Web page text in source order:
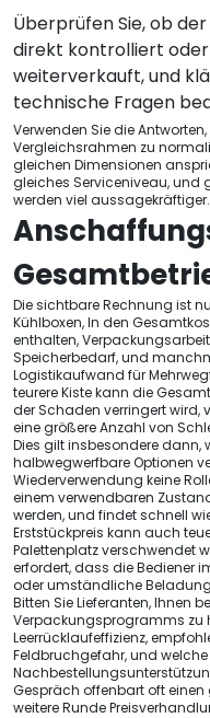
Überprüfen Sie, ob
direkt kontrolliert
weiterverkauft, und
technische Fragen
Verwenden Sie die
Vergleichsrahmen zu
gleichen Dimensionen
gleiches Serviceniveau, und
werden viel aussagekräftiger.
Die sichtbare Rechnung ist
Kühlboxen, In den
enthalten,
Speicherbedarf, und
Logistikaufwand für
teurere Kiste kann die
der Schaden verringert wird,
eine größere Anzahl von
Dies gilt insbesondere dann,
halbwegwerfbare Optionen
Wiederverwendung keine
einem verwendbaren
werden, und findet schnell
Erststückpreis kann auch
Palettenplatz verschwendet
erfordert, dass die Bediener
oder umständliche
Bitten Sie Lieferanten, Ihnen
Verpackungsprogramms zu
Leerrücklaufeffizienz,
Feldbruchgefahr, und
Gespräch offenbart oft
weitere Runde